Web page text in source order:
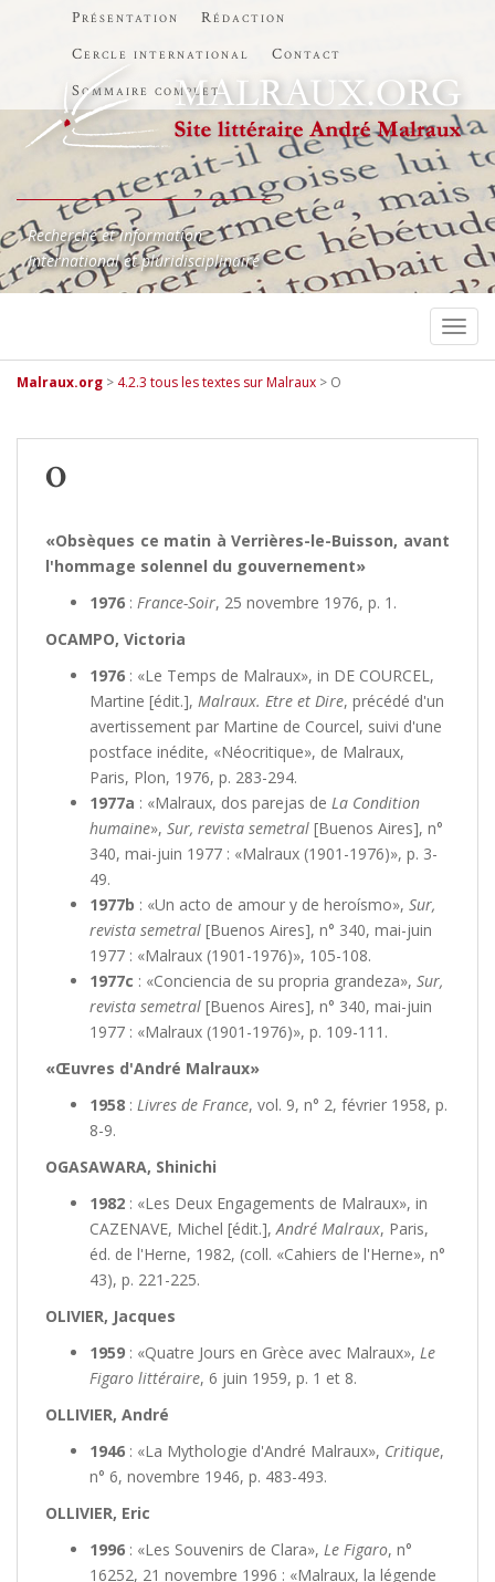
Présentation
Rédaction
Cercle international
Contact
Sommaire complet
Recherche et information
International et pluridisciplinaire
Malraux.org > 4.2.3 tous les textes sur Malraux > O
O
«Obsèques ce matin à Verrières-le-Buisson, avant
l'hommage solennel du gouvernement»
1976 : France-Soir, 25 novembre 1976, p. 1.
OCAMPO, Victoria
1976 : «Le Temps de Malraux», in DE COURCEL,
Martine [édit.], Malraux. Etre et Dire, précédé d'un
avertissement par Martine de Courcel, suivi d'une
postface inédite, «Néocritique», de Malraux,
Paris, Plon, 1976, p. 283-294.
1977a : «Malraux, dos parejas de La Condition
humaine», Sur, revista semetral [Buenos Aires], n°
340, mai-juin 1977 : «Malraux (1901-1976)», p. 3-
49.
1977b : «Un acto de amour y de heroísmo», Sur,
revista semetral [Buenos Aires], n° 340, mai-juin
1977 : «Malraux (1901-1976)», 105-108.
1977c : «Conciencia de su propria grandeza», Sur,
revista semetral [Buenos Aires], n° 340, mai-juin
1977 : «Malraux (1901-1976)», p. 109-111.
«Œuvres d'André Malraux»
1958 : Livres de France, vol. 9, n° 2, février 1958, p.
8-9.
OGASAWARA, Shinichi
1982 : «Les Deux Engagements de Malraux», in
CAZENAVE, Michel [édit.],André Malraux, Paris,
éd. de l'Herne, 1982, (coll. «Cahiers de l'Herne», n°
43), p. 221-225.
OLIVIER, Jacques
1959 : «Quatre Jours en Grèce avec Malraux», Le
Figaro littéraire, 6 juin 1959, p. 1 et 8.
OLLIVIER, André
1946 : «La Mythologie d'André Malraux», Critique,
n° 6, novembre 1946, p. 483-493.
OLLIVIER, Eric
1996 : «Les Souvenirs de Clara», Le Figaro, n°
16252, 21 novembre 1996 : «Malraux, la légende